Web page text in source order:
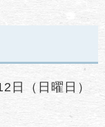
日（日曜日）